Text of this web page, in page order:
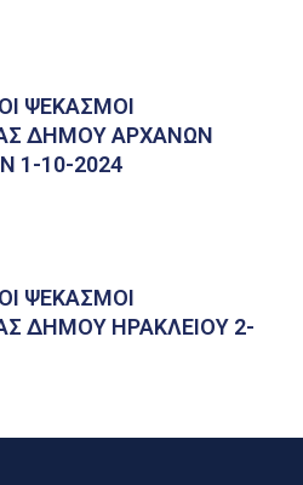
ΨΕΚΑΣΜΟΙ
ΔΗΜΟΥ ΑΡΧΑΝΩΝ
1-10-2024
ΨΕΚΑΣΜΟΙ
ΔΗΜΟΥ ΗΡΑΚΛΕΙΟΥ 2-